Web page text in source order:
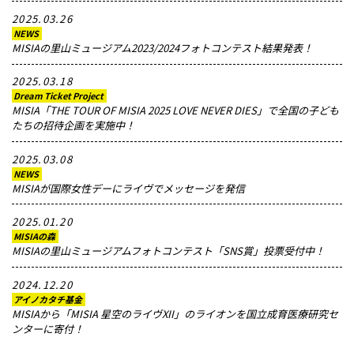
2025.03.26
NEWS
MISIAの里山ミュージアム2023/2024フォトコンテスト結果発表！
2025.03.18
Dream Ticket Project
MISIA「THE TOUR OF MISIA 2025 LOVE NEVER DIES」で全国の子ども
たちの招待企画を実施中！
2025.03.08
NEWS
MISIAが国際女性デーにライヴでメッセージを発信
2025.01.20
MISIAの森
MISIAの里山ミュージアムフォトコンテスト「SNS賞」投票受付中！
2024.12.20
アイノカタチ基金
MISIAから「MISIA 星空のライヴXII」のライオンを国立成育医療研究セ
ンターに寄付！